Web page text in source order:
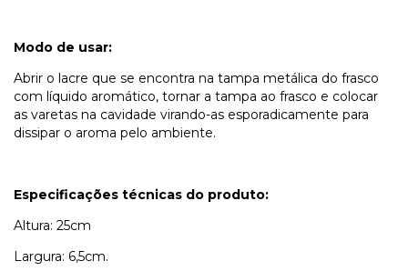
Modo de usar:
Abrir o lacre que se encontra na tampa metálica do frasco
com líquido aromático, tornar a tampa ao frasco e colocar
as varetas na cavidade virando-as esporadicamente para
dissipar o aroma pelo ambiente.
Especificações técnicas do produto:
Altura: 25cm
Largura: 6,5cm.